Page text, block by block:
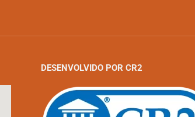
DESENVOLVIDO POR CR2